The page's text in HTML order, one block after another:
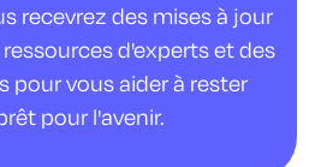
recevrez des mises à jour
d'experts et des
pour vous aider à rester
pour l'avenir.